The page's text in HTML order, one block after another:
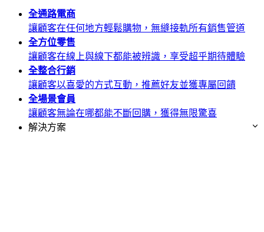
全通路電商
讓顧客在任何地方輕鬆購物，無縫接軌所有銷售管道
全方位零售
讓顧客在線上與線下都能被辨識，享受超乎期待體驗
全整合行銷
讓顧客以喜愛的方式互動，推薦好友並獲專屬回饋
全場景會員
讓顧客無論在哪都能不斷回購，獲得無限驚喜
解決方案